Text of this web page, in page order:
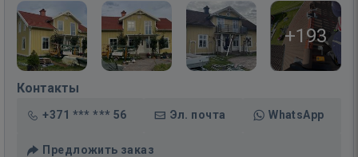
+193
Контакты
+371 *** *** 56 Эл. почта WhatsApp
Предложить заказ